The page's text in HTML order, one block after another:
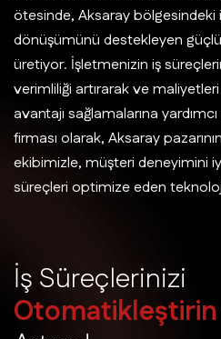
ötesinde, Aksaray bölgesindeki
dönüşümünü destekleyen
üretiyor. İşletmenizin iş
verimliliği artırarak ve
avantajı sağlamalarına
firması olarak, Aksaray
ekibimizle, müşteri deneyimini
süreçleri optimize eden
İş Süreçlerinizi
Otomatikleştirin